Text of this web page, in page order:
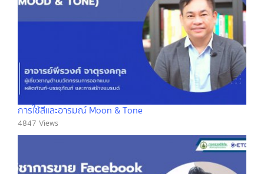
การใช้สีและอารมณ์ Moon & Tone
4847 Views